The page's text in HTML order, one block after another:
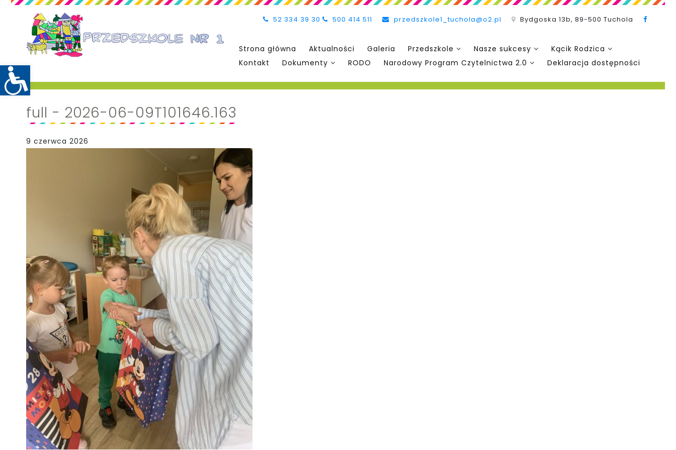
52 334 39 30 500 414 511 przedszkole1_tuchola@o2.pl Bydgoska 13b, 89-500 Tuchola
Strona główna Aktualności Galeria Przedszkole Nasze sukcesy
Kącik Rodzica
Kontakt
Dokumenty RODO Narodowy Program Czytelnictwa 2.0 Deklaracja dostępności
full - 2026-06-09T101646.163
9 czerwca 2026